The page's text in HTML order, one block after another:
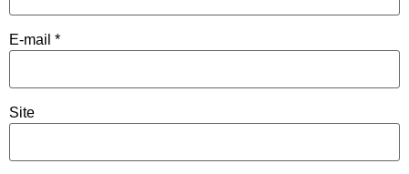
E-mail *
Site